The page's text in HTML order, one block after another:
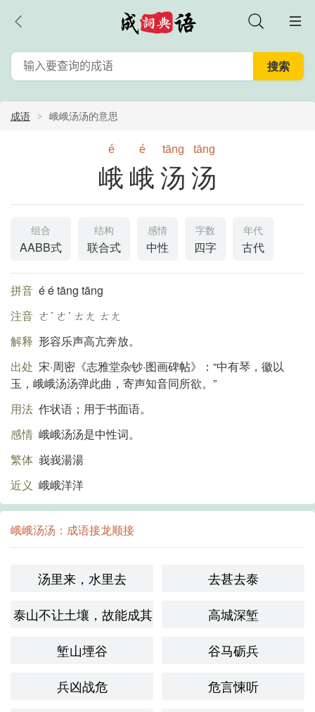
成语 峨峨汤汤的意思
é é tāng tāng
峨峨汤汤
组合
AABB式
结构
联合式
感情
中性
字数
四字
年代
古代
拼音 é é tāng tāng
注音 ㄜˊ ㄜˊ ㄊㄤ ㄊㄤ
解释 形容乐声高亢奔放。
出处 宋·周密《志雅堂杂钞·图画碑帖》：“中有琴，徽以
玉，峨峨汤汤弹此曲，寄声知音同所欲。”
用法 作状语；用于书面语。
感情 峨峨汤汤是中性词。
繁体 峩峩湯湯
近义 峨峨洋洋
峨峨汤汤：成语接龙顺接
汤里来，水里去
去甚去泰
泰山不让土壤，故能成其高
高城深堑
堑山堙谷
谷马砺兵
兵凶战危
危言悚听